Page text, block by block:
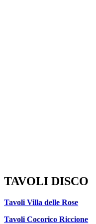
TAVOLI DISCO
Tavoli Villa delle Rose
Tavoli Cocorico Riccione